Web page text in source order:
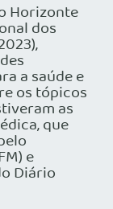
Horizonte
dos
a saúde e
os tópicos
as
que
e
Diário